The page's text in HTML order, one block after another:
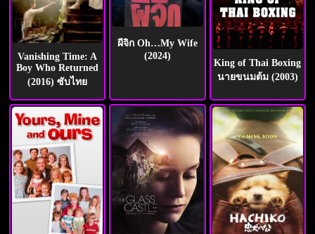
Vanishing Time: A
Boy Who Returned
(2016) ซับไทย
ผีจิก Oh…My Wife
(2024)
King of Thai Boxing
นายขนมต้ม (2003)